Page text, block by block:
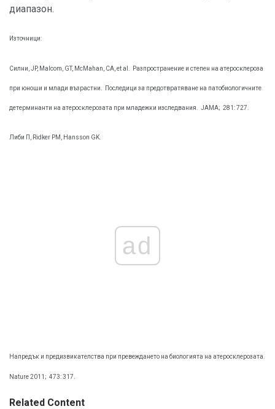
диапазон.
Източници:
Силни, JP, Malcom, GT, McMahan, CA, et al. Разпространение и степен на атеросклероза
при юноши и млади възрастни. Последици за предотвратяване на патобиологичните
детерминанти на атеросклерозата при младежки изследвания. JAMA; 281: 727.
Либи П, Ridker PM, Hansson GK.
ad
Напредък и предизвикателства при превеждането на биологията на атеросклерозата.
Nature 2011; 473: 317.
Related Content